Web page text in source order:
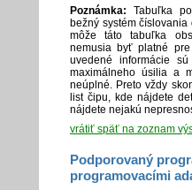
Poznámka: Tabuľka
bežný systém
môže táto tabuľka
nemusia byť platné
uvedené informácie
maximálneho úsilia a
neúplné. Preto vždy
list čipu, kde nájdete
nájdete nejakú
vrátiť späť na zoznam
Podporovaný
programovacími